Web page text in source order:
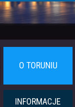
O TORUNIU
INFORMACJE